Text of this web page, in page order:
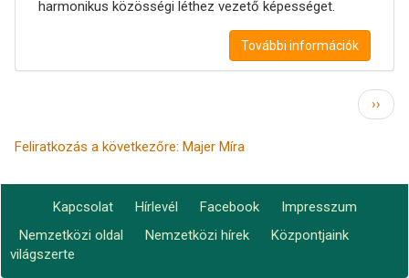
harmonikus közösségi léthez vezető képességet.
További információk
oldal
››
Feliratkozás a következőre: Majer Míra
Footer
menu
Kapcsolat Hírlevél Facebook Impresszum
Lábléc2
Nemzetközi oldal Nemzetközi hírek
Központjaink
világszerte